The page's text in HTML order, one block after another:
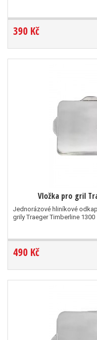
390 Kč
Vložka pro gril
Jednorázové hliníkové
grily Traeger Timberline 1300
490 Kč